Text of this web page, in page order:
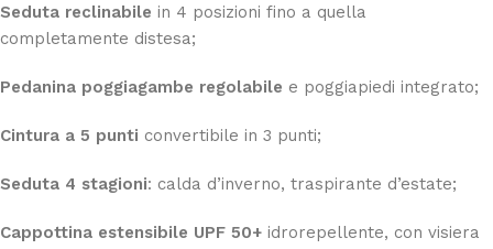
Seduta reclinabile in 4 posizioni fino a quella
completamente distesa;
Pedanina poggiagambe regolabile e poggiapiedi integrato;
Cintura a 5 punti convertibile in 3 punti;
Seduta 4 stagioni: calda d’inverno, traspirante d’estate;
Cappottina estensibile UPF 50+ idrorepellente, con visiera